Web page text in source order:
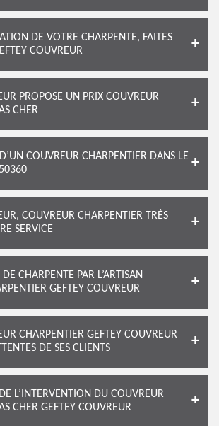
DE VOTRE CHARPENTE, FAITES
COUVREUR
PROPOSE UN PRIX COUVREUR
CHER
COUVREUR CHARPENTIER DANS LE
COUVREUR CHARPENTIER TRÈS
SERVICE
CHARPENTE PAR L’ARTISAN
GEFTEY COUVREUR
CHARPENTIER GEFTEY COUVREUR
DE SES CLIENTS
L’INTERVENTION DU COUVREUR
CHER GEFTEY COUVREUR